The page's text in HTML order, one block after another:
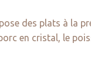
des plats à la
en cristal, le